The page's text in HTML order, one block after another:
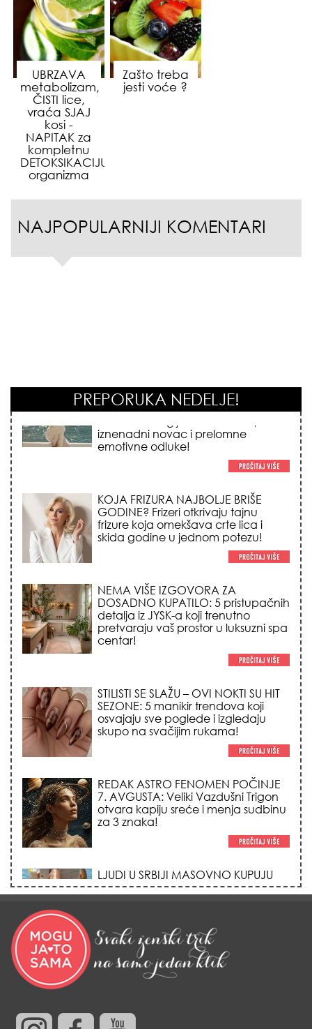
UBRZAVA
metabolizam,
ČISTI lice,
vraća SJAJ
kosi -
NAPITAK za
kompletnu
DETOKSIKACIJU
organizma
Zašto treba
jesti voće ?
NAJPOPULARNIJI KOMENTARI
PREPORUKA NEDELJE!
KOJA FRIZURA NAJBOLJE BRIŠE
GODINE? Frizeri otkrivaju tajnu
frizure koja omekšava crte lica i
NEMA VIŠE IZGOVORA ZA
DOSADNO KUPATILO: 5 pristupačnih
detalja iz JYSK-a koji trenutno
centar!
STILISTI SE SLAŽU – OVI NOKTI SU HIT
SEZONE: 5 manikir trendova koji
osvajaju sve poglede i izgledaju
REDAK ASTRO FENOMEN POČINJE
7. AVGUSTA: Veliki Vazdušni Trigon
otvara kapiju sreće i menja sudbinu
LJUDI U SRBIJI MASOVNO KUPUJU
OVO ČUDO OD 200 DINARA: Trik sa
peškirom i ledom koji rashlađuje stan
ako želite da vam kosa raste kao iz
vode i privučete novu ljubav!
LOVOROVIM LISTOM: Stari ritual
privlačenja novca koji treba uraditi